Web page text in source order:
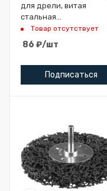
для дрели, витая
стальная
латунированная
проволока 0,3мм, 75мм
Товар отсутствует
86 ₽/шт
Подписаться